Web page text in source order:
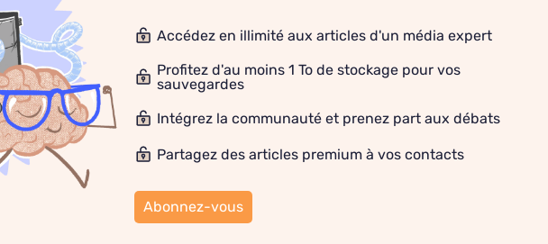
Accédez en illimité aux articles d'un média expert
Profitez d'au moins 1 To de stockage pour vos
sauvegardes
Intégrez la communauté et prenez part aux débats
Partagez des articles premium à vos contacts
Abonnez-vous